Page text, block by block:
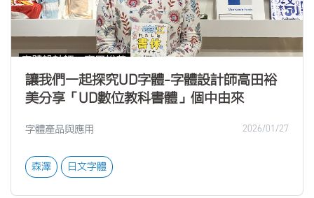
讓我們一起探究UD字體-字體設計師高田裕
美分享「UD數位教科書體」個中由來
字體產品與應用 2026/01/27
森澤 日文字體